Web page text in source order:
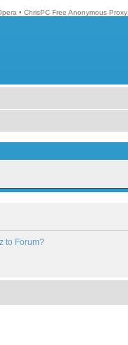
• ChrisPC Free Anonymous Proxy
to Forum?